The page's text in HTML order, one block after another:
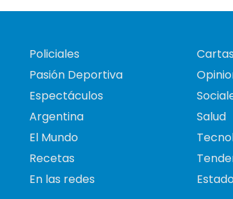
Policiales
Pasión Deportiva
Espectáculos
Argentina
El Mundo
Recetas
En las redes
Salud